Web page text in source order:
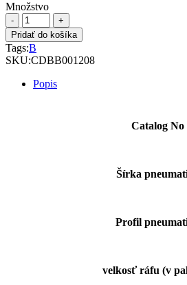
Množstvo
množstvo
AP
175/70R14C
A867
95/93S
Pridať do košíka
Tags:B
SKU:CDBB001208
Popis
Catalog No
Šírka
Profil
velkosť ráfu (v